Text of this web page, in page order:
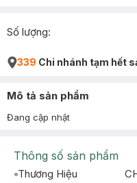
Số lượng:
339 Chi nhánh tạm hết
Mô tả sản phẩm
Đang cập nhật
Thông số sản phẩm
Thương Hiệu